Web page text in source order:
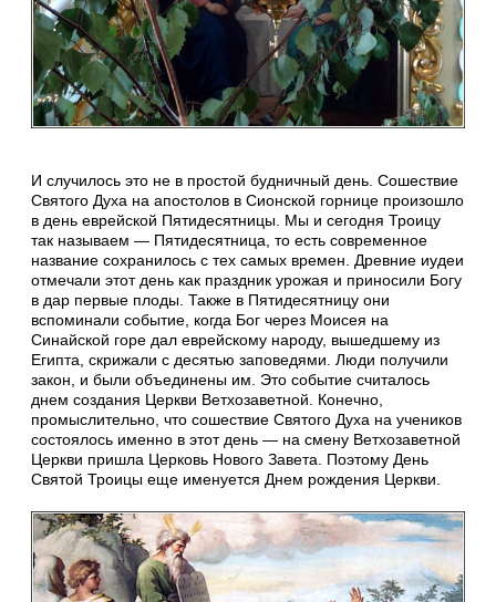
И случилось это не в простой будничный день. Сошествие
Святого Духа на апостолов в Сионской горнице произошло
в день еврейской Пятидесятницы. Мы и сегодня Троицу
так называем — Пятидесятница, то есть современное
название сохранилось с тех самых времен. Древние иудеи
отмечали этот день как праздник урожая и приносили Богу
в дар первые плоды. Также в Пятидесятницу они
вспоминали событие, когда Бог через Моисея на
Синайской горе дал еврейскому народу, вышедшему из
Египта, скрижали с десятью заповедями. Люди получили
закон, и были объединены им. Это событие считалось
днем создания Церкви Ветхозаветной. Конечно,
промыслительно, что сошествие Святого Духа на учеников
состоялось именно в этот день — на смену Ветхозаветной
Церкви пришла Церковь Нового Завета. Поэтому День
Святой Троицы еще именуется Днем рождения Церкви.